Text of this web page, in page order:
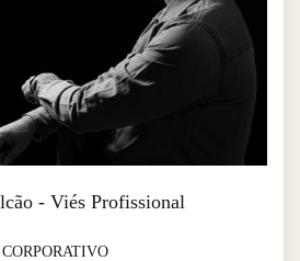
- Viés Profissional
CORPORATIVO